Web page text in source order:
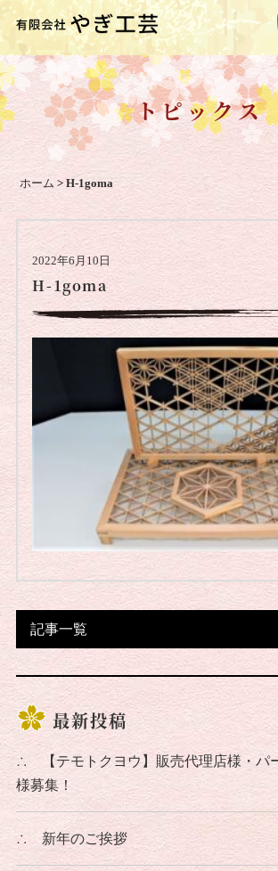
トピックス
ホーム >H-1goma
2022年6月10日
H-1goma
記事一覧
最新投稿
∴
【テモトクヨウ】販売代理店様・パ
様募集！
∴ 新年のご挨拶